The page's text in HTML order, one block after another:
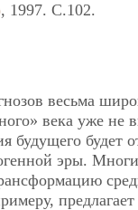
, 1997. C.102.
весьма
века уже не
будущего будет
эры.